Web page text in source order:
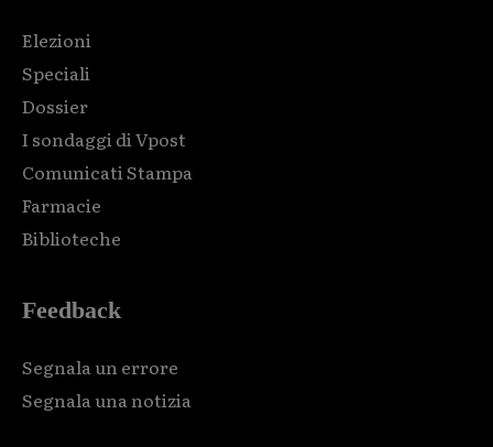
Elezioni
Speciali
Dossier
I sondaggi di Vpost
Comunicati Stampa
Farmacie
Biblioteche
Feedback
Segnala un errore
Segnala una notizia